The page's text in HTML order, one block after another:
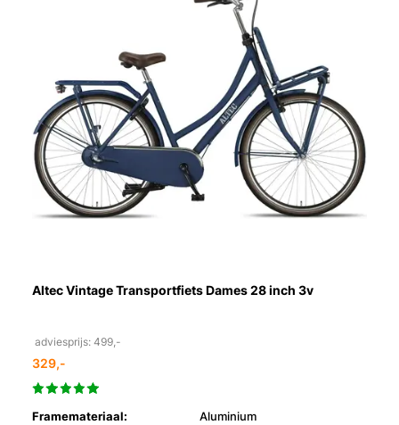
Altec Vintage Transportfiets Dames 28 inch 3v
adviesprijs: 499,-
329,-
Framemateriaal:
Aluminium